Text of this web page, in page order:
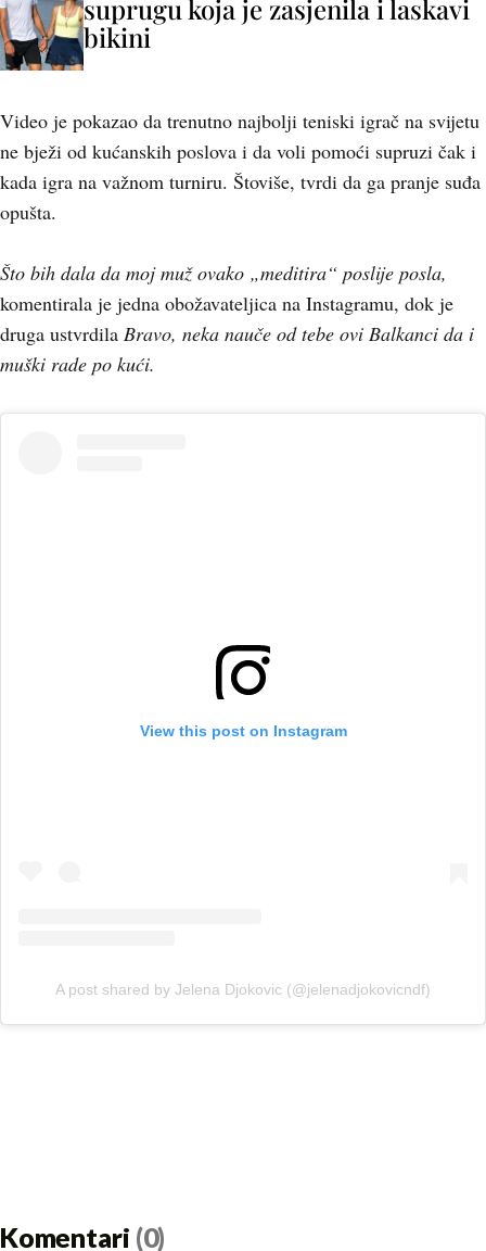
suprugu koja je zasjenila i laskavi
bikini
Video je pokazao da trenutno najbolji teniski igrač na svijetu
ne bježi od kućanskih poslova i da voli pomoći supruzi čak i
kada igra na važnom turniru. Štoviše, tvrdi da ga pranje suđa
opušta.
Što bih dala da moj muž ovako „meditira“ poslije posla,
komentirala je jedna obožavateljica na Instagramu, dok je
druga ustvrdila Bravo, neka nauče od tebe ovi Balkanci da i
muški rade po kući.
View this post on Instagram
A post shared by Jelena Djokovic (@jelenadjokovicndf)
Komentari (0)